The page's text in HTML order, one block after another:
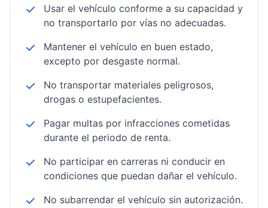
Usar el vehículo conforme a su capacidad y
no transportarlo por vías no adecuadas.
Mantener el vehículo en buen estado,
excepto por desgaste normal.
No transportar materiales peligrosos,
drogas o estupefacientes.
Pagar multas por infracciones cometidas
durante el periodo de renta.
No participar en carreras ni conducir en
condiciones que puedan dañar el vehículo.
No subarrendar el vehículo sin autorización.